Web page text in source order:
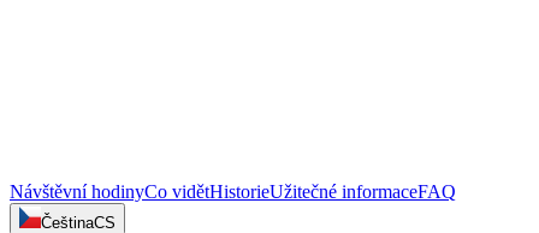
Návštěvní hodinyCo vidětHistorieUžitečné informaceFAQ
ČeštinaCS